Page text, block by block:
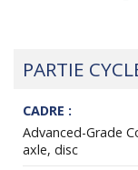
PARTIE
CADRE :
Advanced-Grade
axle, disc